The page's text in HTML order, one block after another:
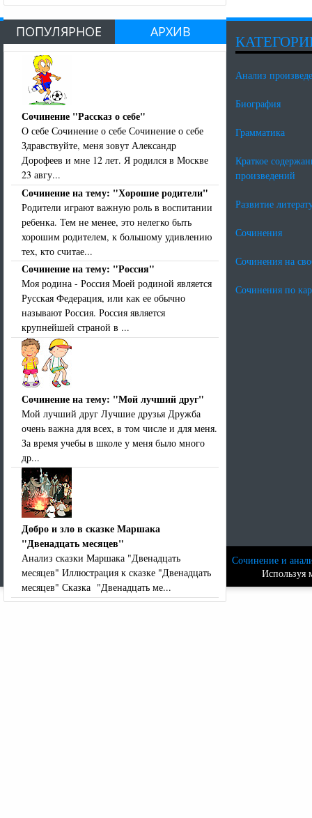
ПОПУЛЯРНОЕ АРХИВ
Сочинение "Рассказ о себе"
О себе Сочинение о себе Сочинение о себе
Здравствуйте, меня зовут Александр
Дорофеев и мне 12 лет. Я родился в Москве
23 авгу...
Сочинение на тему: "Хорошие родители"
Родители играют важную роль в воспитании
ребенка. Тем не менее, это нелегко быть
хорошим родителем, к большому удивлению
тех, кто считае...
Сочинение на тему: "Россия"
Моя родина - Россия Моей родиной является
Русская Федерация, или как ее обычно
называют Россия. Россия является
крупнейшей страной в ...
Сочинение на тему: "Мой лучший друг"
Мой лучший друг Лучшие друзья Дружба
очень важна для всех, в том числе и для меня.
За время учебы в школе у меня было много
др...
Добро и зло в сказке Маршака
"Двенадцать месяцев"
Анализ сказки Маршака "Двенадцать
месяцев" Иллюстрация к сказке "Двенадцать
месяцев" Сказка "Двенадцать ме...
Анализ
Биография
Грамматика
Краткое
произведений
Развитие
Сочинения
Сочинения на
Сочинения по
Сочинение и
Используя